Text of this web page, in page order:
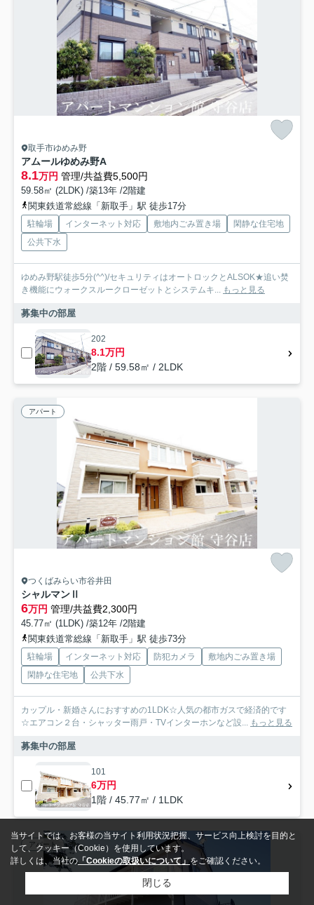
取手市ゆめみ野
アムールゆめみ野A
8.1万円 管理/共益費5,500円
59.58㎡ (2LDK) /築13年 /2階建
関東鉄道常総線「新取手」駅 徒歩17分
駐輪場 インターネット対応 敷地内ごみ置き場
閑静な住宅地
公共下水
ゆめみ野駅徒歩5分(^^)/セキュリティはオートロックとALSOK★追い焚
き機能にウォークスルークローゼットとシステムキ...
もっと見る
募集中の部屋
202
8.1万円
2階 / 59.58㎡ / 2LDK
アパート
つくばみらい市谷井田
シャルマンⅡ
6万円 管理/共益費2,300円
45.77㎡ (1LDK) /築12年 /2階建
関東鉄道常総線「新取手」駅 徒歩73分
駐輪場 インターネット対応 防犯カメラ
敷地内ごみ置き場
閑静な住宅地
公共下水
カップル・新婚さんにおすすめの1LDK☆人気の都市ガスで経済的です
☆エアコン２台・シャッター雨戸・TVインターホンなど設...
もっと見る
募集中の部屋
101
6万円
1階 / 45.77㎡ / 1LDK
アパート
当サイトでは、お客様の当サイト利用状況把握、サービス向上検討を目的と
して、クッキー（Cookie）を使用しています。
詳しくは、当社の「Cookieの取扱いについて」をご確認ください。
閉じる